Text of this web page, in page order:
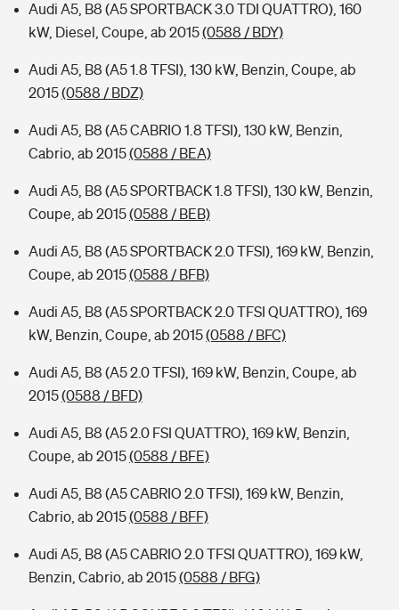
Audi A5, B8 (A5 SPORTBACK 3.0 TDI QUATTRO), 160
kW, Diesel, Coupe, ab 2015(0588 / BDY)
Audi A5, B8 (A5 1.8 TFSI), 130 kW, Benzin, Coupe, ab
2015(0588 / BDZ)
Audi A5, B8 (A5 CABRIO 1.8 TFSI), 130 kW, Benzin,
Cabrio, ab 2015(0588 / BEA)
Audi A5, B8 (A5 SPORTBACK 1.8 TFSI), 130 kW, Benzin,
Coupe, ab 2015(0588 / BEB)
Audi A5, B8 (A5 SPORTBACK 2.0 TFSI), 169 kW, Benzin,
Coupe, ab 2015(0588 / BFB)
Audi A5, B8 (A5 SPORTBACK 2.0 TFSI QUATTRO), 169
kW, Benzin, Coupe, ab 2015(0588 / BFC)
Audi A5, B8 (A5 2.0 TFSI), 169 kW, Benzin, Coupe, ab
2015(0588 / BFD)
Audi A5, B8 (A5 2.0 FSI QUATTRO), 169 kW, Benzin,
Coupe, ab 2015(0588 / BFE)
Audi A5, B8 (A5 CABRIO 2.0 TFSI), 169 kW, Benzin,
Cabrio, ab 2015(0588 / BFF)
Audi A5, B8 (A5 CABRIO 2.0 TFSI QUATTRO), 169 kW,
Benzin, Cabrio, ab 2015(0588 / BFG)